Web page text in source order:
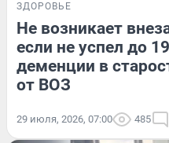
ЗДОРОВЬЕ
Не возникает
если не успел до
деменции в
от ВОЗ
29 июля, 2026, 07:00 485